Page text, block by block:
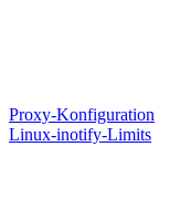
Proxy-Konfiguration
Linux-inotify-Limits